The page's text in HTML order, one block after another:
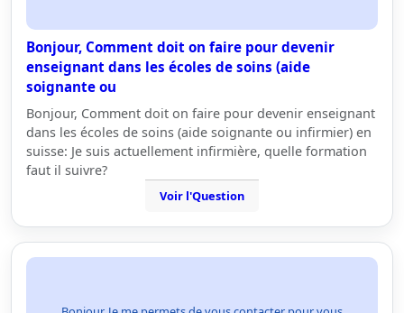
Bonjour, Comment doit on faire pour devenir
enseignant dans les écoles de soins (aide
soignante ou
Bonjour, Comment doit on faire pour devenir enseignant
dans les écoles de soins (aide soignante ou infirmier) en
suisse: Je suis actuellement infirmière, quelle formation
faut il suivre?
Voir l'Question